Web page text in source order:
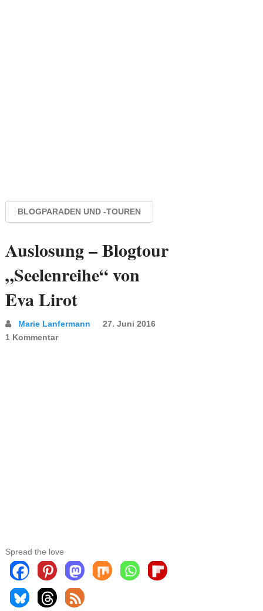
BLOGPARADEN UND -TOUREN
Auslosung – Blogtour
„Seelenreihe“ von
Eva Lirot
Marie Lanfermann
27. Juni 2016
1 Kommentar
Spread the love